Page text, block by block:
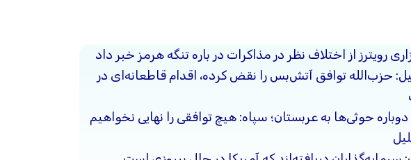
رویترز از اختلاف نظر در مذاکرات در باره تنگه هرمز خبر داد
حزب‌الله توافق آتش‌بس را نقض کرده، اقدام قاطعانه‌ای در
حوثی‌ها به عربستان؛ سپاه: هیچ توافقی را نهایی نخواهیم